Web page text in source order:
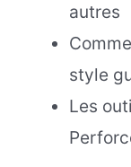
autres
style
Les